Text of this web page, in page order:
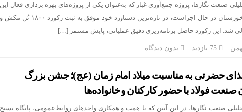
صنعت نگارها، پروژه جمع‌آوری غبار که به‌عنوان یکی از پروژه‌های بهره برداری فعال این
شرکت؛ در مجموعه فولاد خوزستان در حال اجراست، در تازه‌ترین دستاورد خود موفق به ثبت رکورد ۱۸۰۰ تُن مکش و
شد. این رکورد حاصل برنامه‌ریزی دقیق عملیاتی، پایش مستمر […]
بدون دیدگاه
حضرتی به مناسبت میلاد امام زمان (عج)؛ جشن بزرگ
صنعت فولاد با حضور کارکنان و خانواده‌ها
صنعت نگارها، در این آیین که با همت و همکاری واحدهای روابط‌عمومی، پایگاه بسیج